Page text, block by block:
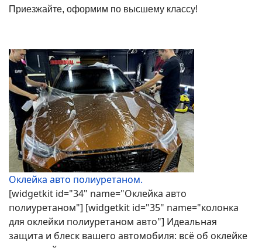
Приезжайте, оформим по высшему классу!
Оклейка авто полиуретаном.
[widgetkit id="34" name="Оклейка авто
полиуретаном"] [widgetkit id="35" name="колонка
для оклейки полиуретаном авто"] Идеальная
защита и блеск вашего автомобиля: всё об оклейке